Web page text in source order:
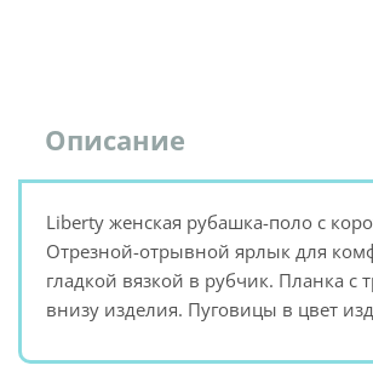
Описание
Liberty женская рубашка-поло с
Отрезной-отрывной ярлык для
гладкой вязкой в рубчик. Планка с
внизу изделия. Пуговицы в цвет